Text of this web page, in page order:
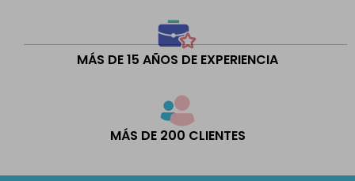
MÁS DE 15 AÑOS DE EXPERIENCIA
MÁS DE 200 CLIENTES